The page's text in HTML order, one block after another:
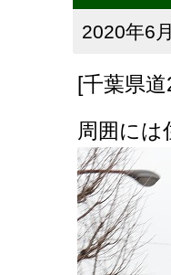
2020年6
[千葉県
周囲に